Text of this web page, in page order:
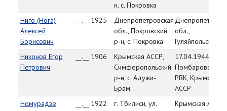
н, с. Покровка
Ниго (Нога)
Алексей
Борисович
__.__.1925
Днепропетровская
обл., Покровский
р-н, с. Покровка
обл.,
Гуляйпольский
Никонов Егор
Петрович
__.__.1906
Крымская АССР,
Симферопольский
р-н, с. Адужи-
Брам
17.04.1944,
Помбаровский
РВК, Крымская
АССР
Номурадзе
__.__.1922
г. Тбилиси, ул.
Крымская АССР,